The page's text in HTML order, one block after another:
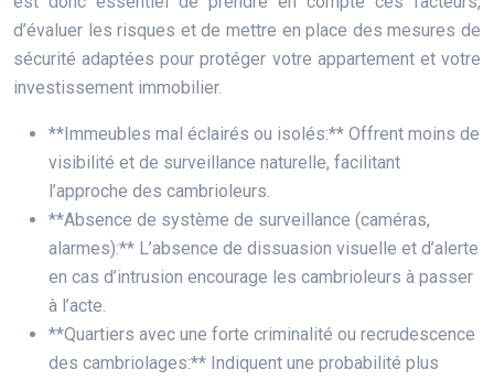
d’évaluer les risques et de mettre en place des mesures de
sécurité adaptées pour protéger votre appartement et votre
investissement immobilier.
**Immeubles mal éclairés ou isolés:** Offrent moins de
visibilité et de surveillance naturelle, facilitant
l’approche des cambrioleurs.
**Absence de système de surveillance (caméras,
alarmes):** L’absence de dissuasion visuelle et d’alerte
en cas d’intrusion encourage les cambrioleurs à passer
à l’acte.
**Quartiers avec une forte criminalité ou recrudescence
des cambriolages:** Indiquent une probabilité plus